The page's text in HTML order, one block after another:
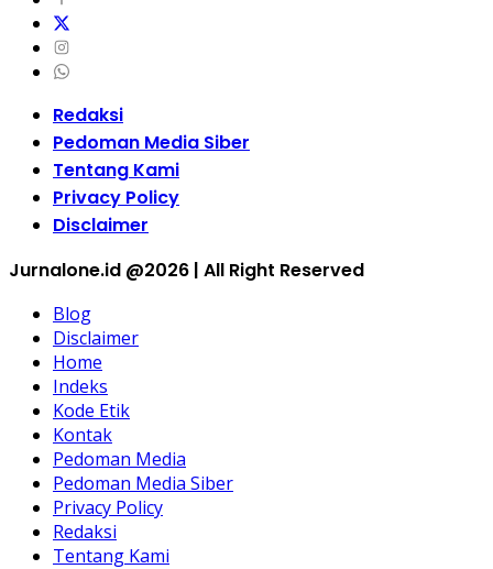
Redaksi
Pedoman Media Siber
Tentang Kami
Privacy Policy
Disclaimer
Jurnalone.id @2026 | All Right Reserved
Blog
Disclaimer
Home
Indeks
Kode Etik
Kontak
Pedoman Media
Pedoman Media Siber
Privacy Policy
Redaksi
Tentang Kami